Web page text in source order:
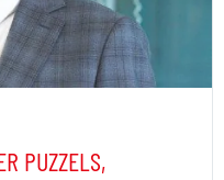
PUZZELS,